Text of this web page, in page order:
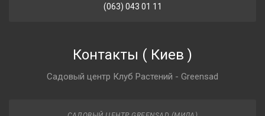
(063) 043 01 11
Контакты ( Киев )
Садовый центр Клуб Растений - Greensad